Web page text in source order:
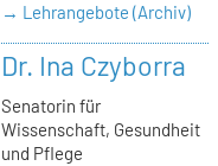
→ Lehrangebote (Archiv)
Dr. Ina Czyborra
Senatorin für
Wissenschaft, Gesundheit
und Pflege